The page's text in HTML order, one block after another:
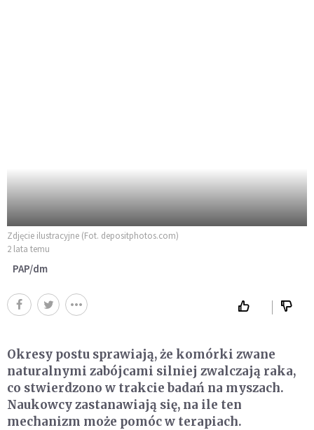
Zdjęcie ilustracyjne (Fot. depositphotos.com)
2 lata temu
PAP/dm
Okresy postu sprawiają, że komórki zwane
naturalnymi zabójcami silniej zwalczają raka,
co stwierdzono w trakcie badań na myszach.
Naukowcy zastanawiają się, na ile ten
mechanizm może pomóc w terapiach.